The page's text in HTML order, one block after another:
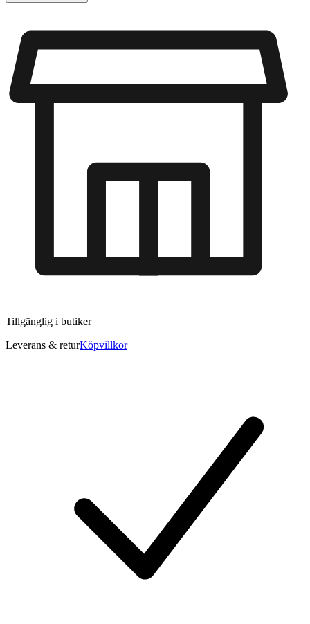
Tillgänglig i butiker
Leverans & returKöpvillkor